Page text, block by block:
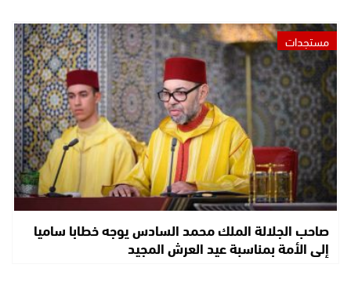
مستجدات
صاحب الجلالة الملك محمد السادس يوجه خطابا ساميا
إلى الأمة بمناسبة عيد العرش المجيد